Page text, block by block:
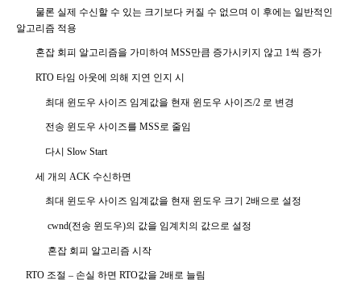
물론 실제 수신할 수 있는 크기보다 커질 수 없으며 이 후에는 일반적인
알고리즘 적용
혼잡 회피 알고리즘을 가미하여 MSS만큼 증가시키지 않고 1씩 증가
RTO 타임 아웃에 의해 지연 인지 시
최대 윈도우 사이즈 임계값을 현재 윈도우 사이즈/2 로 변경
전송 윈도우 사이즈를 MSS로 줄임
다시 Slow Start
세 개의 ACK 수신하면
최대 윈도우 사이즈 임계값을 현재 윈도우 크기 2배으로 설정
cwnd(전송 윈도우)의 값을 임계치의 값으로 설정
혼잡 회피 알고리즘 시작
RTO 조절 – 손실 하면 RTO값을 2배로 늘림